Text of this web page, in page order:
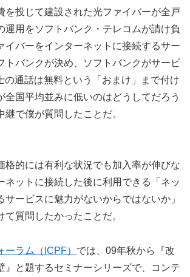
を投じて建設された光ファイバーが全戸
運用をソフトバンク・テレコムが請け負
イバーをインターネットに接続するサー
トバンクが決め、ソフトバンクがサービ
の通話は無料という「おまけ」まで付け
全国平均並みに低いのはどうしてだろう
継で僕が質問したことだ。
格的には有利な状況でも加入率が伸びな
ネットに接続した後に利用できる「ネッ
サービスに魅力がないからではないか」
て質問したかったことだ。
ラム（ICPF） では、09年秋から『改
』と題するセミナーシリーズで、コンテ